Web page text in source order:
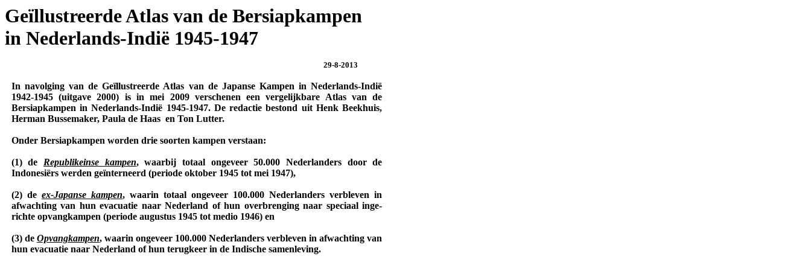
Geïllustreerde Atlas van de Bersiapkampen
in Nederlands-Indië 1945-1947
29-8-2013
In navolging van de Geïllustreerde Atlas van de Japanse Kampen in Nederlands-Indië
1942-1945 (uitgave 2000) is in mei 2009 verschenen een vergelijkbare Atlas van de
Bersiapkampen in Neder­lands-Indië 1945-1947. De redactie bestond uit Henk Beekhuis,
Herman Bussemaker, Paula de Haas en Ton Lutter.
Onder Bersiapkampen worden drie soorten kampen verstaan:
(1) de Republikeinse kampen, waarbij totaal ongeveer 50.000 Nederlanders door de
Indonesiërs werden geïnterneerd (periode oktober 1945 tot mei 1947),
(2) de ex-Japanse kampen, waarin totaal ongeveer 100.000 Nederlanders verbleven in
afwach­ting van hun evacuatie naar Nederland of hun overbrenging naar speciaal inge­
richte opvang­kampen (periode augustus 1945 tot medio 1946) en
(3) de Opvangkampen, waarin ongeveer 100.000 Neder­landers verbleven in afwachting van
hun evacuatie naar Nederland of hun terugkeer in de Indische samen­leving.